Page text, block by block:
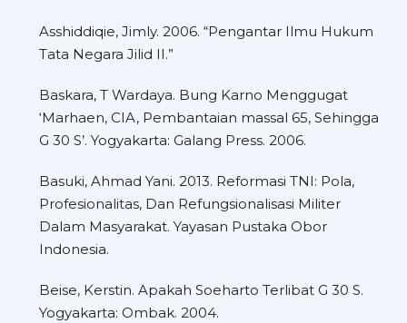
Asshiddiqie, Jimly. 2006. “Pengantar Ilmu Hukum
Tata Negara Jilid II.”
Baskara, T Wardaya. Bung Karno Menggugat
‘Marhaen, CIA, Pembantaian massal 65, Sehingga
G 30 S’. Yogyakarta: Galang Press. 2006.
Basuki, Ahmad Yani. 2013. Reformasi TNI: Pola,
Profesionalitas, Dan Refungsionalisasi Militer
Dalam Masyarakat. Yayasan Pustaka Obor
Indonesia.
Beise, Kerstin. Apakah Soeharto Terlibat G 30 S.
Yogyakarta: Ombak. 2004.